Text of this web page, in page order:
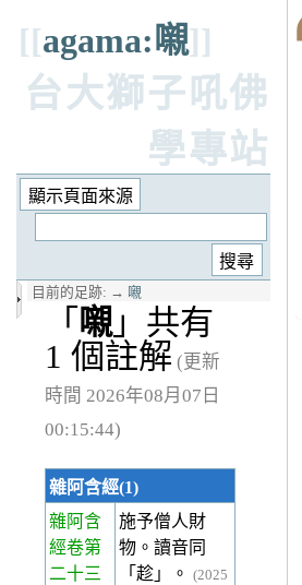
[[agama:嚫]]
台大獅子吼佛
學專站
目前的足跡: → 嚫
「 嚫」共有
1 個註解 (更新
時間 2026年08月07日
00:15:44)
雜阿含經(1)
雜阿含
經卷第
二十三
施予僧人財
物。讀音同
「趁」。
(2025